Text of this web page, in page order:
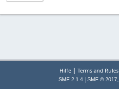
Hilfe | Terms and Rules
SMF 2.1.4 SMF © 2017,